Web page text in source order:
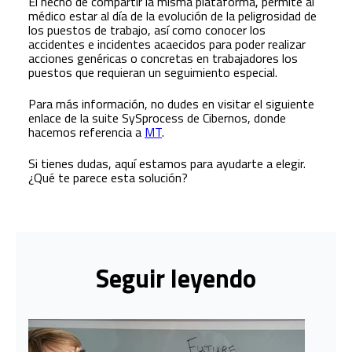
médico estar al día de la evolución de la peligrosidad de
los puestos de trabajo, así como conocer los
accidentes e incidentes acaecidos para poder realizar
acciones genéricas o concretas en trabajadores los
puestos que requieran un seguimiento especial.
Para más información, no dudes en visitar el siguiente
enlace de la suite SySprocess de Cibernos, donde
hacemos referencia a MT.
Si tienes dudas, aquí estamos para ayudarte a elegir.
¿Qué te parece esta solución?
Seguir leyendo